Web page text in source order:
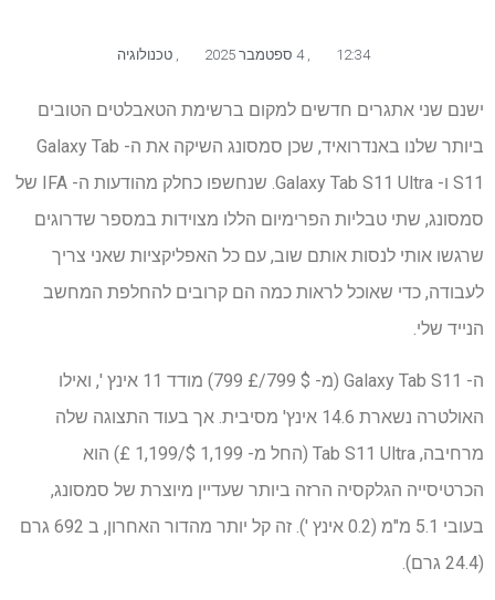
12:34 4 ספטמבר 2025 טכנולוגיה
ישנם שני אתגרים חדשים למקום ברשימת הטאבלטים הטובים
ביותר שלנו באנדרואיד, שכן סמסונג השיקה את ה- Galaxy Tab
S11 ו- Galaxy Tab S11 Ultra. שנחשפו כחלק מהודעות ה- IFA של
סמסונג, שתי טבליות הפרימיום הללו מצוידות במספר שדרוגים
שרגשו אותי לנסות אותם שוב, עם כל האפליקציות שאני צריך
לעבודה, כדי שאוכל לראות כמה הם קרובים להחלפת המחשב
הנייד שלי.
ה- Galaxy Tab S11 (מ- $ 799/£ 799) מודד 11 אינץ ', ואילו
האולטרה נשארת 14.6 אינץ' מסיבית. אך בעוד התצוגה שלה
מרחיבה, Tab S11 Ultra (החל מ- 1,199 $/1,199 £) הוא
הכרטיסייה הגלקסיה הרזה ביותר שעדיין מיוצרת של סמסונג,
בעובי 5.1 מ"מ (0.2 אינץ '). זה קל יותר מהדור האחרון, ב 692 גרם
(24.4 גרם).